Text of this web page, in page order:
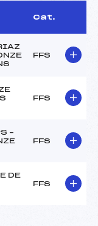
Cat.
FFS
FFS
–
FFS
DE
FFS